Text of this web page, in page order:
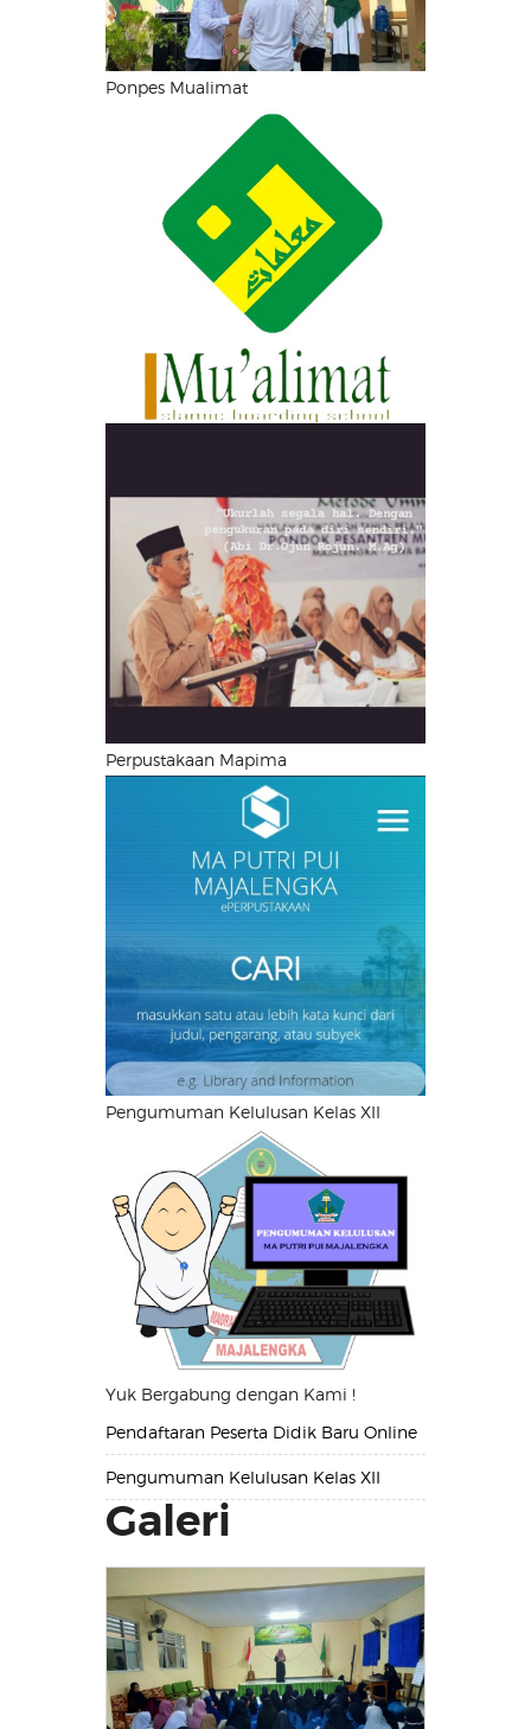
Ponpes Mualimat
Perpustakaan Mapima
Pengumuman Kelulusan Kelas XII
Yuk Bergabung dengan Kami !
Pendaftaran Peserta Didik Baru Online
Pengumuman Kelulusan Kelas XII
Galeri